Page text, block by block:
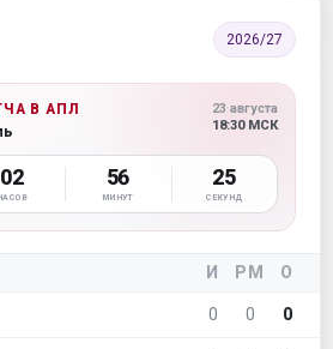
2026/27
В АПЛ
23 августа
18:30 МСК
02 56
МИНУТ
24
СЕКУНД
И РМ О
0 0 0